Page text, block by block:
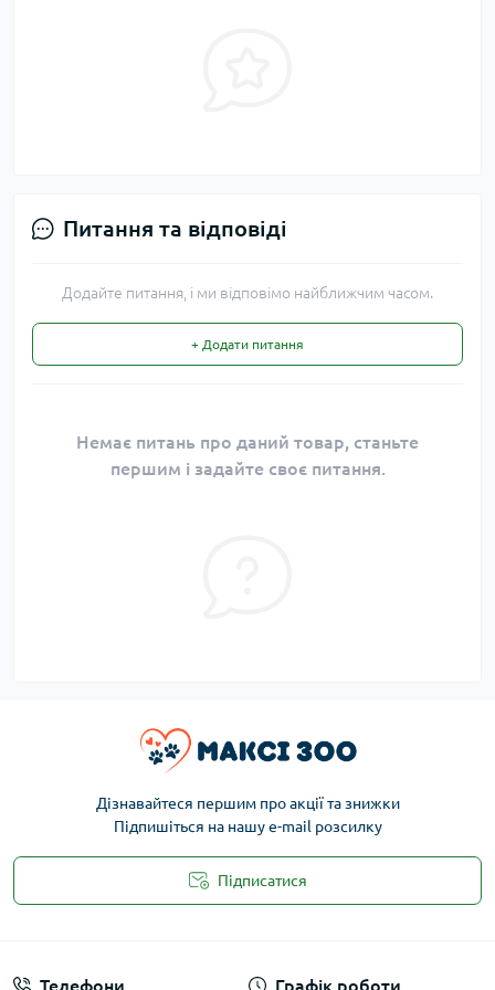
Питання та відповіді
Додайте питання, і ми відповімо найближчим часом.
+ Додати питання
Немає питань про даний товар, станьте
першим і задайте своє питання.
Дізнавайтеся першим про акції та знижки
Підпишіться на нашу e-mail розсилку
Підписатися
Телефони Графік роботи